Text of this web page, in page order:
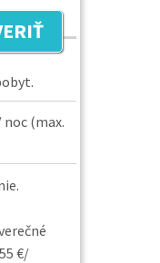
noc (max.
€/